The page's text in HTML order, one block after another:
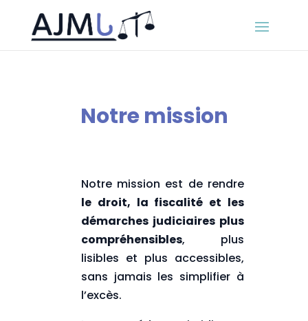
Notre mission
Notre mission est de rendre
le droit, la fiscalité et les
démarches judiciaires plus
compréhensibles, plus
lisibles et plus accessibles,
sans jamais les simplifier à
l’excès.